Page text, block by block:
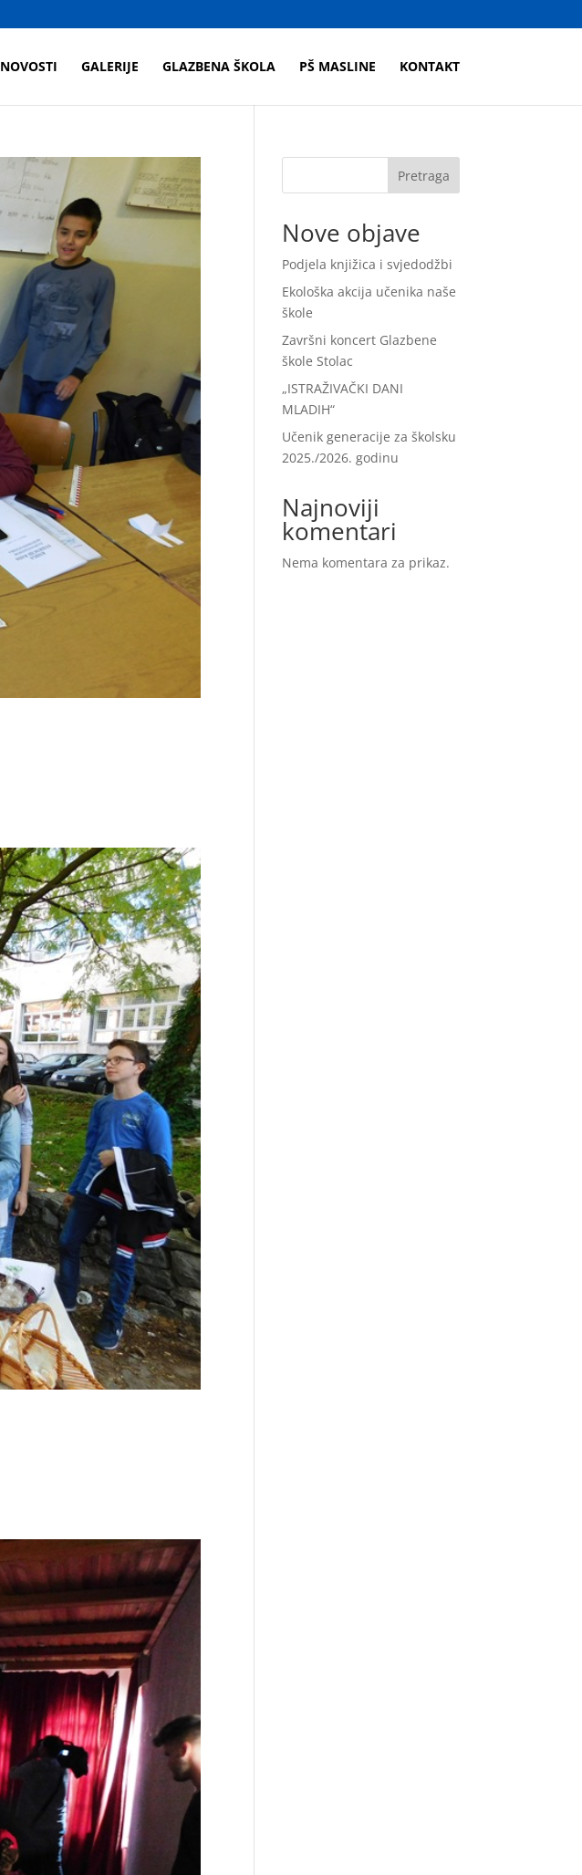
NOVOSTI GALERIJE GLAZBENA ŠKOLA PŠ MASLINE KONTAKT
Pretraga
Nove objave
Podjela knjižica i svjedodžbi
Ekološka akcija učenika naše
škole
Završni koncert Glazbene
škole Stolac
„ISTRAŽIVAČKI DANI
MLADIH“
Učenik generacije za školsku
2025./2026. godinu
Najnoviji
komentari
Nema komentara za prikaz.